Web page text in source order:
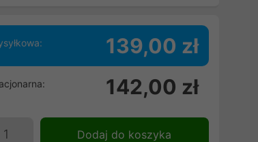
139,00 zł
142,00 zł
Dodaj do koszyka